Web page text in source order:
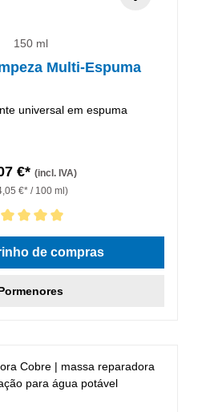
150 ml
Multi-Espuma
universal em espuma
€* (incl. IVA)
€* / 100 ml)
5 de 5 estrelas
de compras